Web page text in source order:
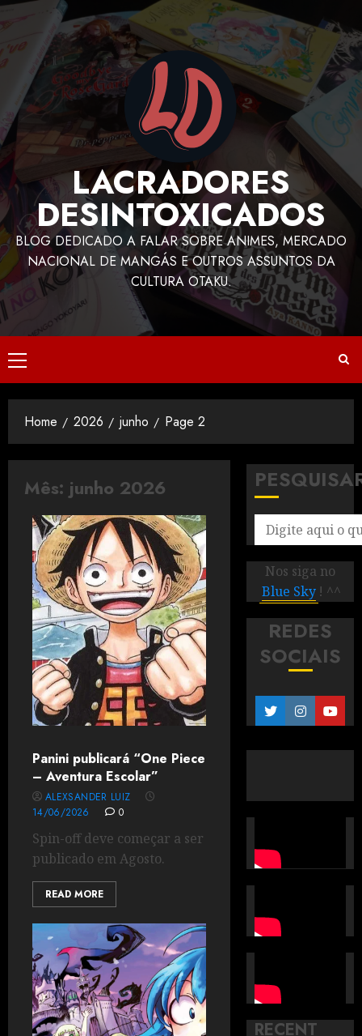
LACRADORES
DESINTOXICADOS
BLOG DEDICADO A FALAR SOBRE ANIMES, MERCADO
NACIONAL DE MANGÁS E OUTROS ASSUNTOS DA
CULTURA OTAKU.
Home 2026 junho Page 2
Mês: junho 2026
Panini publicará “One Piece
– Aventura Escolar”
ALEXSANDER LUIZ
14/06/2026
0
Spin-off deve começar a ser
publicado em Agosto.
READ MORE
Nos siga no
Blue Sky ! ^^
REDES
SOCIAIS
RECENT